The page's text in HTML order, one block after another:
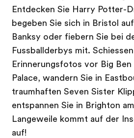
Entdecken Sie Harry Potter-
begeben Sie sich in Bristol
Banksy oder fiebern Sie bei
Fussballderbys mit.
Erinnerungsfotos vor Big Ben
Palace, wandern Sie in
traumhaften Seven Sister
entspannen Sie in Brighton
Langeweile kommt auf der
auf!